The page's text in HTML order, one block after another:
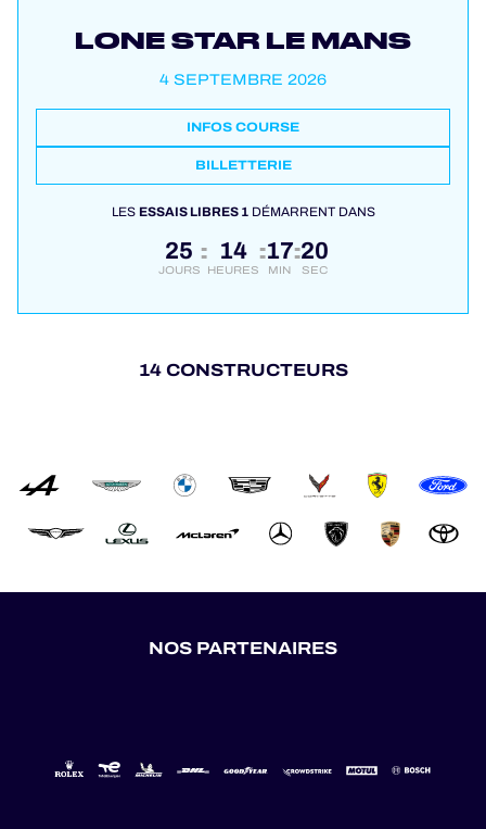
LONE STAR LE MANS
4 SEPTEMBRE 2026
INFOS COURSE
BILLETTERIE
LESESSAIS LIBRES 1DÉMARRENT DANS
25
JOURS
: 14
HEURES
:17
MIN
:19
SEC
14 CONSTRUCTEURS
NOS PARTENAIRES